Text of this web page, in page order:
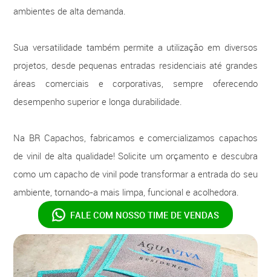
ambientes de alta demanda.
Sua versatilidade também permite a utilização em diversos
projetos, desde pequenas entradas residenciais até grandes
áreas comerciais e corporativas, sempre oferecendo
desempenho superior e longa durabilidade.
Na BR Capachos, fabricamos e comercializamos capachos
de vinil de alta qualidade! Solicite um orçamento e descubra
como um capacho de vinil pode transformar a entrada do seu
ambiente, tornando-a mais limpa, funcional e acolhedora.
FALE COM NOSSO TIME DE VENDAS